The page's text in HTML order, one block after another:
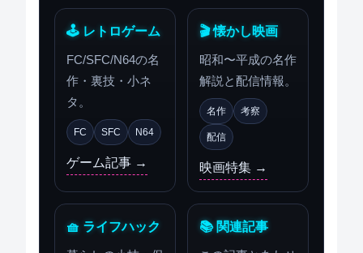
🕹 レトロゲーム
FC/SFC/N64の名
作・裏技・小ネ
タ。
FC SFC N64
ゲーム記事 →
🎬 懐かし映画
昭和〜平成の名作
解説と配信情報。
名作 考察
配信
映画特集 →
🧺 ライフハック 📚 関連記事